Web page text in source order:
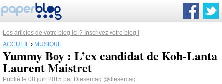
Les articles de votre blog ici ? Inscrivez votre blog !
ACCUEIL › MUSIQUE
Yummy Boy : L’ex candidat de Koh-Lanta
Laurent Maistret
Publié le 08 juin 2015 par Diesemag @diesemag